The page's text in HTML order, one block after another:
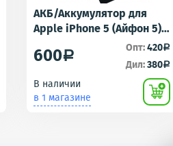
АКБ/Аккумулятор для
Apple iPhone 5 (Айфон 5)
600a Опт:420a
Дил:380a
В наличии
в 1 магазине